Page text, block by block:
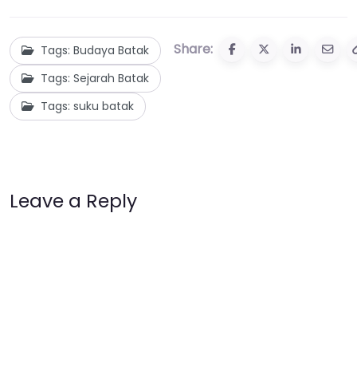
Tags: Budaya Batak
Tags: Sejarah Batak
Tags: suku batak
Share:
Leave a Reply